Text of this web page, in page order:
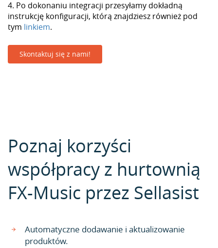
4. Po dokonaniu integracji przesyłamy dokładną
instrukcję konfiguracji, którą znajdziesz również pod
tym linkiem.
Skontaktuj się z nami!
Poznaj korzyści
współpracy z hurtownią
FX-Music przez Sellasist
Automatyczne dodawanie i aktualizowanie
produktów.